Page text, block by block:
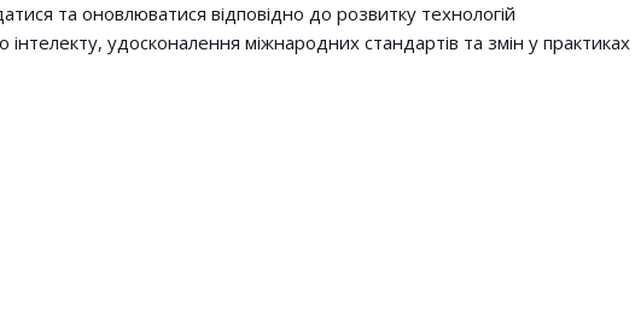
та оновлюватися відповідно до розвитку технологій
удосконалення міжнародних стандартів та змін у практиках